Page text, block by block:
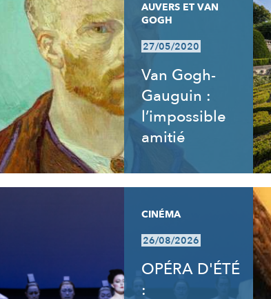
AUVERS ET VAN
GOGH
27/05/2020
Van Gogh-
Gauguin :
l’impossible
amitié
CINÉMA
26/08/2026
OPÉRA D'ÉTÉ
: